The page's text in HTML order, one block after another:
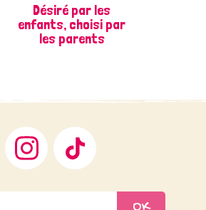
Désiré par les
enfants, choisi par
les parents
Facebook Instagram